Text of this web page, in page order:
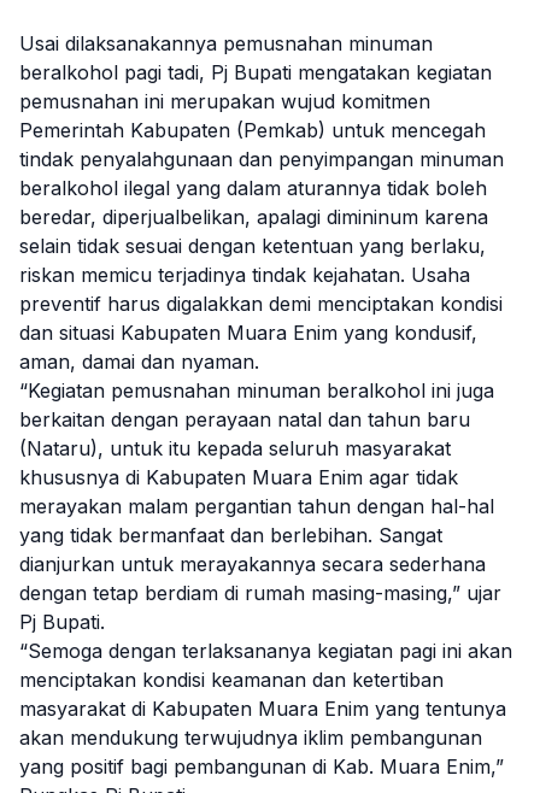
Usai dilaksanakannya pemusnahan minuman
beralkohol pagi tadi, Pj Bupati mengatakan kegiatan
pemusnahan ini merupakan wujud komitmen
Pemerintah Kabupaten (Pemkab) untuk mencegah
tindak penyalahgunaan dan penyimpangan minuman
beralkohol ilegal yang dalam aturannya tidak boleh
beredar, diperjualbelikan, apalagi dimininum karena
selain tidak sesuai dengan ketentuan yang berlaku,
riskan memicu terjadinya tindak kejahatan. Usaha
preventif harus digalakkan demi menciptakan kondisi
dan situasi Kabupaten Muara Enim yang kondusif,
aman, damai dan nyaman.
“Kegiatan pemusnahan minuman beralkohol ini juga
berkaitan dengan perayaan natal dan tahun baru
(Nataru), untuk itu kepada seluruh masyarakat
khususnya di Kabupaten Muara Enim agar tidak
merayakan malam pergantian tahun dengan hal-hal
yang tidak bermanfaat dan berlebihan. Sangat
dianjurkan untuk merayakannya secara sederhana
dengan tetap berdiam di rumah masing-masing,” ujar
Pj Bupati.
“Semoga dengan terlaksananya kegiatan pagi ini akan
menciptakan kondisi keamanan dan ketertiban
masyarakat di Kabupaten Muara Enim yang tentunya
akan mendukung terwujudnya iklim pembangunan
yang positif bagi pembangunan di Kab. Muara Enim,”